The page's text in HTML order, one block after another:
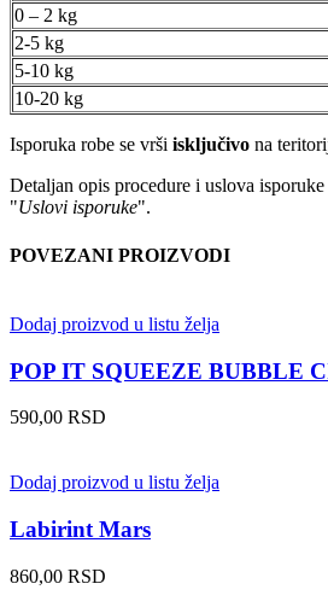
0 – 2 kg
2-5 kg
5-10 kg
10-20 kg
Isporuka robe se vrši isključivo na
Detaljan opis procedure i uslova
"Uslovi isporuke".
POVEZANI PROIZVODI
Dodaj proizvod u listu želja
POP IT SQUEEZE BUBBLE
590,00 RSD
Dodaj proizvod u listu želja
Labirint Mars
860,00 RSD